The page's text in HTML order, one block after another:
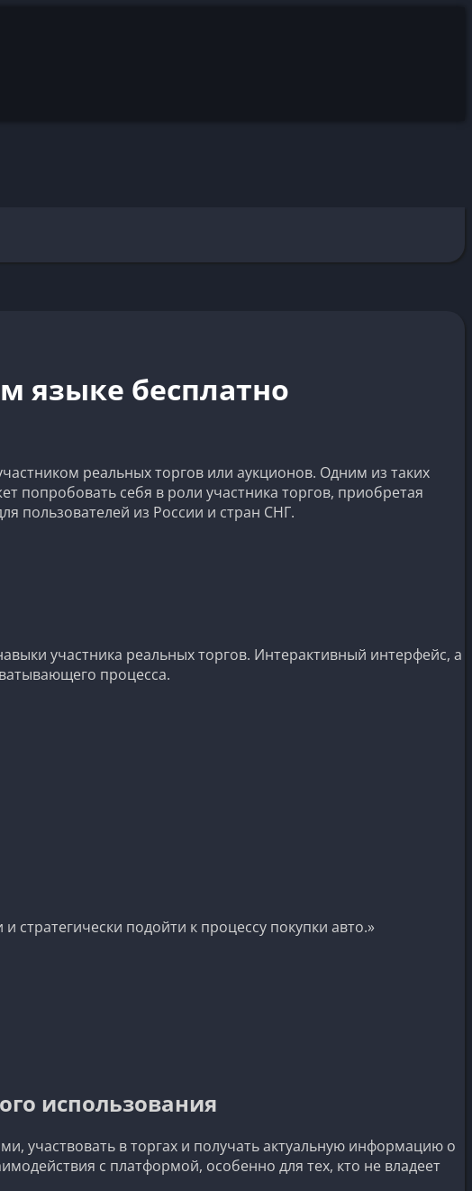
языке бесплатно
реальных торгов или аукционов. Одним из таких
попробовать себя в роли участника торгов, приобретая
пользователей из России и стран СНГ.
участника реальных торгов. Интерактивный интерфейс, а
процесса.
подойти к процессу покупки авто.»
использования
участвовать в торгах и получать актуальную информацию о
с платформой, особенно для тех, кто не владеет